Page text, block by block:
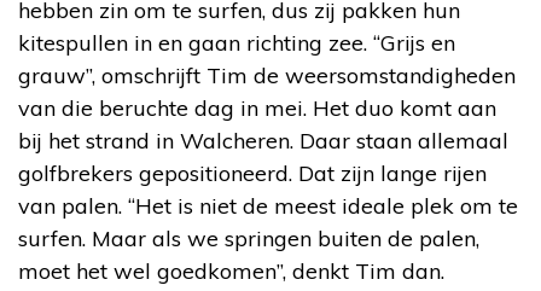
hebben zin om te surfen, dus zij pakken hun
kitespullen in en gaan richting zee. “Grijs en
grauw”, omschrijft Tim de weersomstandigheden
van die beruchte dag in mei. Het duo komt aan
bij het strand in Walcheren. Daar staan allemaal
golfbrekers gepositioneerd. Dat zijn lange rijen
van palen. “Het is niet de meest ideale plek om te
surfen. Maar als we springen buiten de palen,
moet het wel goedkomen”, denkt Tim dan.